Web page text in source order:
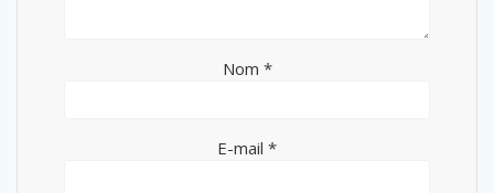
Nom *
E-mail *